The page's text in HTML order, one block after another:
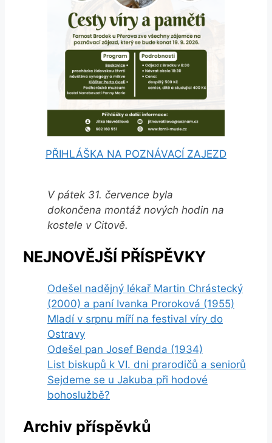
PŘIHLÁŠKA NA POZNÁVACÍ ZAJEZD
V pátek 31. července byla
dokončena montáž nových hodin na
kostele v Citově.
NEJNOVĚJŠÍ PŘÍSPĚVKY
Odešel nadějný lékař Martin Chrástecký
(2000) a paní Ivanka Proroková (1955)
Mladí v srpnu míří na festival víry do
Ostravy
Odešel pan Josef Benda (1934)
List biskupů k VI. dni prarodičů a seniorů
Sejdeme se u Jakuba při hodové
bohoslužbě?
Archiv příspěvků